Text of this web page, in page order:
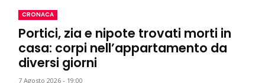
CRONACA
Portici, zia e nipote trovati morti in
casa: corpi nell’appartamento da
diversi giorni
7 Agosto 2026 - 19:00